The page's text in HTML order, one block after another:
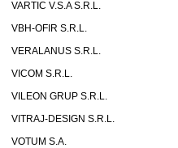
VARTIC V.S.A S.R.L.
VBH-OFIR S.R.L.
VERALANUS S.R.L.
VICOM S.R.L.
VILEON GRUP S.R.L.
VITRAJ-DESIGN S.R.L.
VOTUM S.A.